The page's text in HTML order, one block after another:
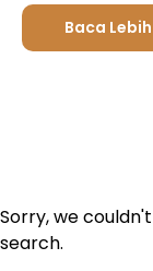
Baca
Sorry, we
search.